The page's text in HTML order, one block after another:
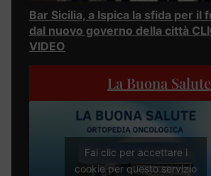
Bar Sicilia, a Ispica la sfida per il
dal nuovo governo della città
VIDEO
La Buona Salute
Fai clic per accettare i
cookie per questo servizio